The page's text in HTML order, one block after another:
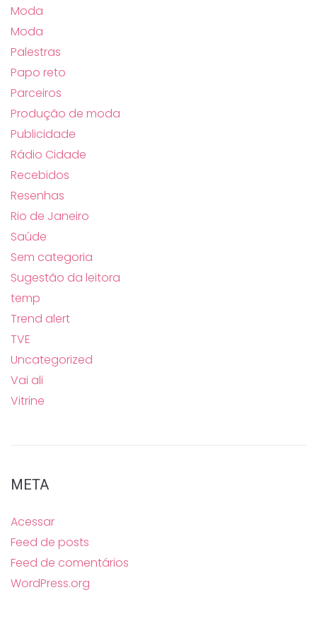
Moda
Moda
Palestras
Papo reto
Parceiros
Produção de moda
Publicidade
Rádio Cidade
Recebidos
Resenhas
Rio de Janeiro
Saúde
Sem categoria
Sugestão da leitora
temp
Trend alert
TVE
Uncategorized
Vai ali
Vitrine
META
Acessar
Feed de posts
Feed de comentários
WordPress.org